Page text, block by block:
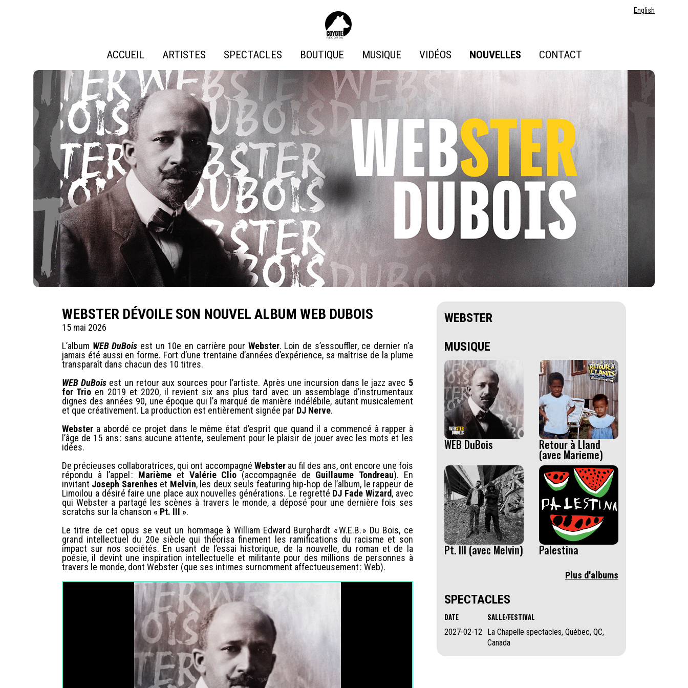
Records
ACCUEIL ARTISTES SPECTACLES BOUTIQUE MUSIQUE VIDÉOS NOUVELLES CONTACT
English
WEBSTER DÉVOILE SON NOUVEL ALBUM WEB DUBOIS
15 mai 2026
L’album WEB DuBois est un 10e en carrière pour Webster. Loin de s’essouffler, ce dernier n’a
jamais été aussi en forme. Fort d’une trentaine d’années d’expérience, sa maîtrise de la plume
transparaît dans chacun des 10 titres.
WEB DuBois est un retour aux sources pour l’artiste. Après une incursion dans le jazz avec 5
for Trio en 2019 et 2020, il revient six ans plus tard avec un assemblage d’instrumentaux
dignes des années 90, une époque qui l’a marqué de manière indélébile, autant musicalement
et que créativement. La production est entièrement signée par DJ Nerve.
Webster a abordé ce projet dans le même état d’esprit que quand il a commencé à rapper à
l’âge de 15 ans : sans aucune attente, seulement pour le plaisir de jouer avec les mots et les
idées.
De précieuses collaboratrices, qui ont accompagné Websterau fil des ans, ont encore une fois
répondu à l’appel : Marième et Valérie Clio (accompagnée de Guillaume Tondreau). En
invitant Joseph Sarenhes et Melvin, les deux seuls featuring hip-hop de l’album, le rappeur de
Limoilou a désiré faire une place aux nouvelles générations. Le regretté DJ Fade Wizard, avec
qui Webster a partagé les scènes à travers le monde, a déposé pour une dernière fois ses
scratchs sur la chanson « Pt. III ».
Le titre de cet opus se veut un hommage à William Edward Burghardt « W.E.B. » Du Bois, ce
grand intellectuel du 20e siècle qui théorisa finement les ramifications du racisme et son
impact sur nos sociétés. En usant de l’essai historique, de la nouvelle, du roman et de la
poésie, il devint une inspiration intellectuelle et militante pour des millions de personnes à
travers le monde, dont Webster (que ses intimes surnomment affectueusement : Web).
WEBSTER
MUSIQUE
WEB DuBois Retour à Lland
(avec Marieme)
Pt. III (avec Melvin) Palestina
Plus d'albums
SPECTACLES
DATE SALLE/FESTIVAL
2027-02-12
La Chapelle spectacles, Québec, QC,
Canada